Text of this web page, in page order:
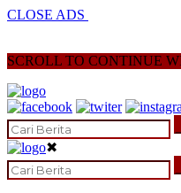
CLOSE ADS
SCROLL TO CONTINUE
✖